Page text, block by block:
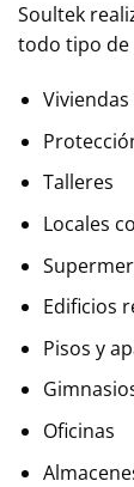
Soultek
todo tipo de
Talleres
Locales
Edificios
Pisos y
Oficinas